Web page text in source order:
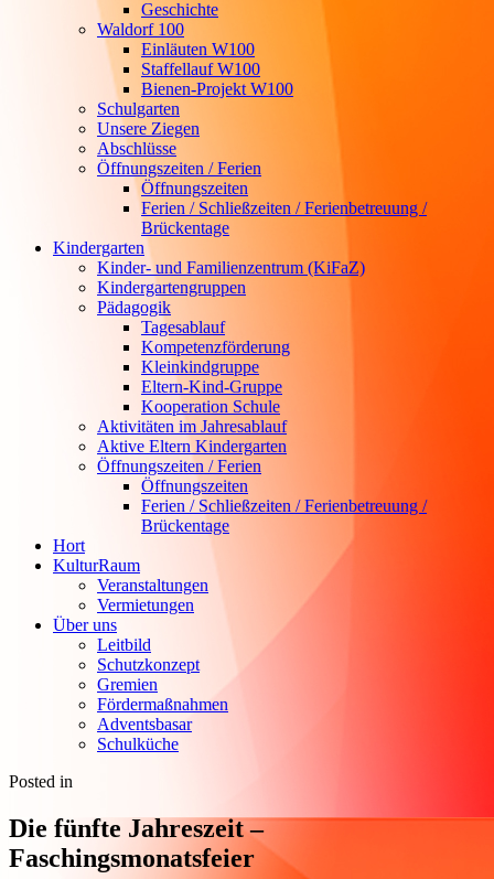
Geschichte
Waldorf 100
Einläuten W100
Staffellauf W100
Bienen-Projekt W100
Schulgarten
Unsere Ziegen
Abschlüsse
Öffnungszeiten / Ferien
Öffnungszeiten
Ferien / Schließzeiten / Ferienbetreuung /
Brückentage
Kindergarten
Kinder- und Familienzentrum (KiFaZ)
Kindergartengruppen
Pädagogik
Tagesablauf
Kompetenzförderung
Kleinkindgruppe
Eltern-Kind-Gruppe
Kooperation Schule
Aktivitäten im Jahresablauf
Aktive Eltern Kindergarten
Öffnungszeiten / Ferien
Öffnungszeiten
Ferien / Schließzeiten / Ferienbetreuung /
Brückentage
Hort
KulturRaum
Veranstaltungen
Vermietungen
Über uns
Leitbild
Schutzkonzept
Gremien
Fördermaßnahmen
Adventsbasar
Schulküche
Posted in
Die fünfte Jahreszeit –
Faschingsmonatsfeier